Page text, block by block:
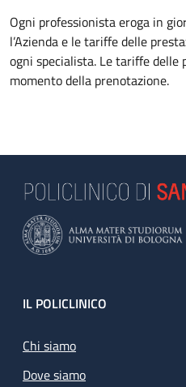
Ogni professionista eroga in
l’Azienda e le tariffe delle
ogni specialista. Le tariffe delle
momento della prenotazione.
Footer
IL POLICLINICO
Chi siamo
Dove siamo